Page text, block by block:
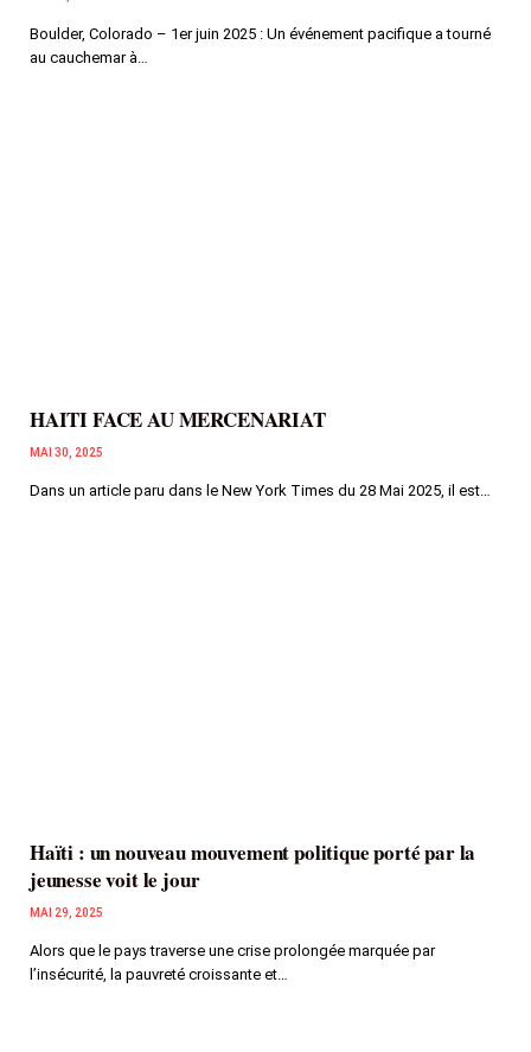
Boulder, Colorado – 1er juin 2025 : Un événement pacifique a tourné
au cauchemar à…
HAITI FACE AU MERCENARIAT
MAI 30, 2025
Dans un article paru dans le New York Times du 28 Mai 2025, il est…
Haïti : un nouveau mouvement politique porté par la
jeunesse voit le jour
MAI 29, 2025
Alors que le pays traverse une crise prolongée marquée par
l’insécurité, la pauvreté croissante et…